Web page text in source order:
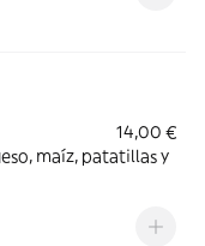
14,00 €
maíz, patatillas y